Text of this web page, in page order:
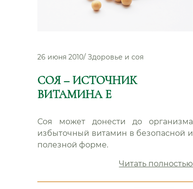
26 июня 2010/ Здоровье и соя
СОЯ – ИСТОЧНИК
ВИТАМИНА Е
Соя может донести до организма
избыточный витамин в безопасной и
полезной форме.
Читать полностью